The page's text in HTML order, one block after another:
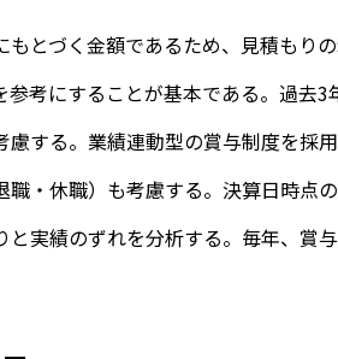
もとづく金額であるため、見積もり
参考にすることが基本である。過
慮する。業績連動型の賞与制度を採
職・休職）も考慮する。決算日時点
と実績のずれを分析する。毎年、賞